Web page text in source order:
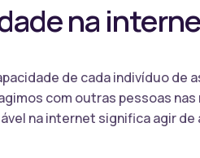
na
de cada indivíduo de
com outras pessoas
na internet significa agir